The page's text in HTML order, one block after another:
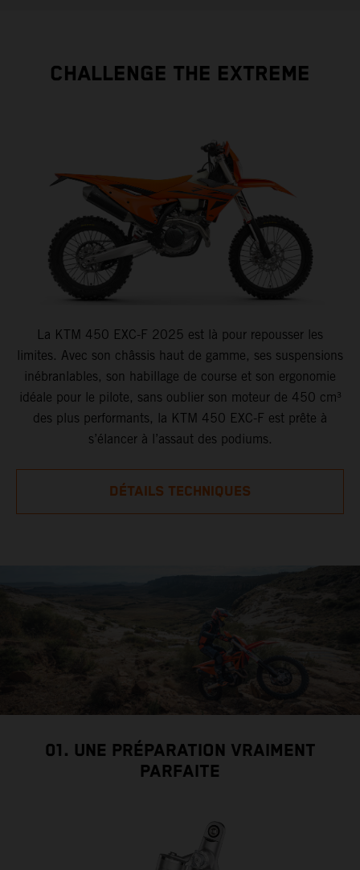
CHALLENGE THE EXTREME
La KTM 450 EXC-F 2025 est là pour repousser les
limites. Avec son châssis haut de gamme, ses suspensions
inébranlables, son habillage de course et son ergonomie
idéale pour le pilote, sans oublier son moteur de 450 cm³
des plus performants, la KTM 450 EXC-F est prête à
s’élancer à l’assaut des podiums.
DÉTAILS TECHNIQUES
01. UNE PRÉPARATION VRAIMENT
PARFAITE